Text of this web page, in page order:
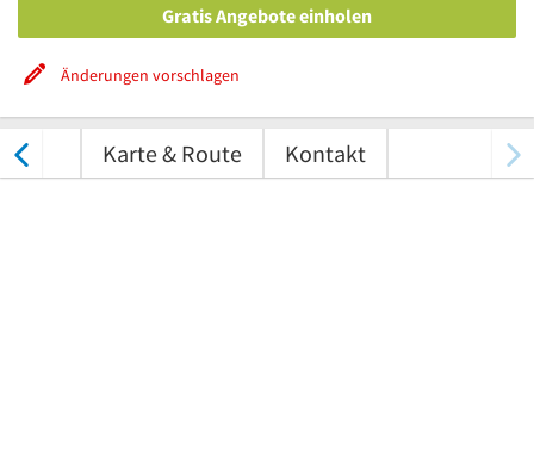
Gratis Angebote einholen
Änderungen vorschlagen
Karte & Route Kontakt